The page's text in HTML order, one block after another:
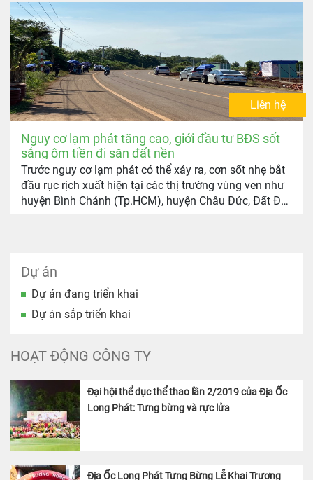
Liên hệ
Nguy cơ lạm phát tăng cao, giới đầu tư BĐS sốt
sắng ôm tiền đi săn đất nền
Trước nguy cơ lạm phát có thể xảy ra, cơn sốt nhẹ bắt
đầu rục rịch xuất hiện tại các thị trường vùng ven như
huyện Bình Chánh (Tp.HCM), huyện Châu Đức, Đất Đỏ
Dự án
Dự án đang triển khai
Dự án sắp triển khai
HOẠT ĐỘNG CÔNG TY
Đại hội thể dục thể thao lần 2/2019 của Địa Ốc
Long Phát: Tưng bừng và rực lửa
Địa Ốc Long Phát Tưng Bừng Lễ Khai Trương